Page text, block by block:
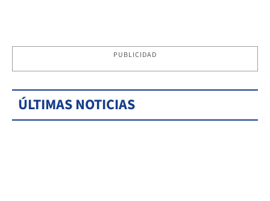
PUBLICIDAD
ÚLTIMAS NOTICIAS